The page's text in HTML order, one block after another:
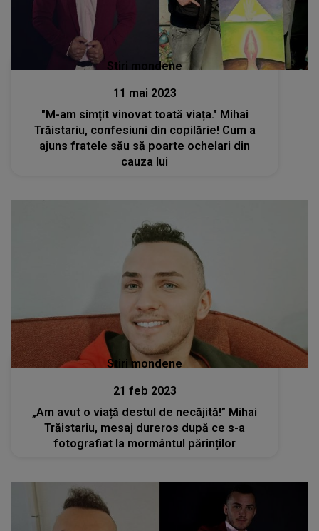
Stiri mondene
11 mai 2023
"M-am simțit vinovat toată viața." Mihai
Trăistariu, confesiuni din copilărie! Cum a
ajuns fratele său să poarte ochelari din
cauza lui
Stiri mondene
21 feb 2023
„Am avut o viață destul de necăjită!” Mihai
Trăistariu, mesaj dureros după ce s-a
fotografiat la mormântul părinților